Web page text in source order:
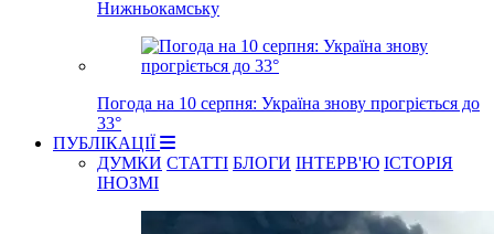
Нижньокамську
Погода на 10 серпня: Україна знову прогріється до
33°
ПУБЛІКАЦІЇ
ДУМКИ СТАТТІ БЛОГИ ІНТЕРВ'Ю ІСТОРІЯ
ІНОЗМІ